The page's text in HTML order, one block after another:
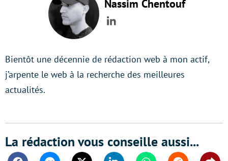
Nassim Chentouf
LinkedIn
Bientôt une décennie de rédaction web à mon actif,
j’arpente le web à la recherche des meilleures
actualités.
La rédaction vous conseille aussi...